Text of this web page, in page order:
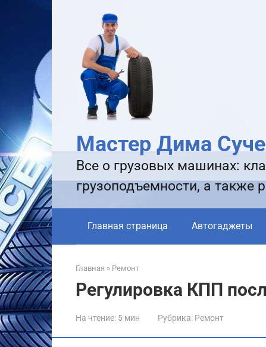
Мастер Дима
Все о грузовых машинах:
грузоподъемности, а также
Главная страница Автогаджеты
Главная » Ремонт
Регулировка КПП
На чтение: 5 мин Рубрика: Ремонт